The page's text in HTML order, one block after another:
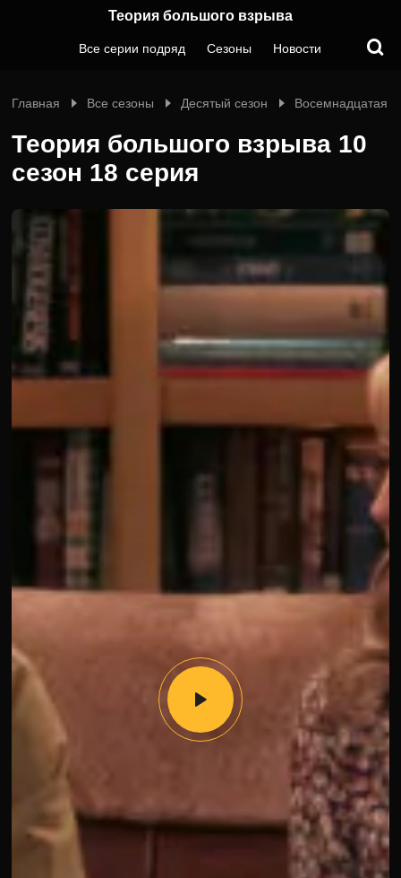
Теория большого взрыва
Все серии подряд Сезоны Новости
Главная Все сезоны Десятый сезон Восемнадцатая
Теория большого взрыва 10
сезон 18 серия